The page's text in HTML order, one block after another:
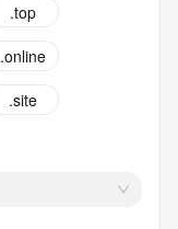
.top
.online
.site